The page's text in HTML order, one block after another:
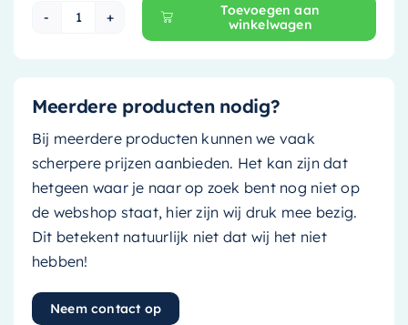
Mondiaz Vrijstaand bad Lundy - 170x75cm -
Toevoegen aan
winkelwagen
Meerdere producten nodig?
Bij meerdere producten kunnen we vaak
scherpere prijzen aanbieden. Het kan zijn dat
hetgeen waar je naar op zoek bent nog niet op
de webshop staat, hier zijn wij druk mee bezig.
Dit betekent natuurlijk niet dat wij het niet
hebben!
Neem contact op